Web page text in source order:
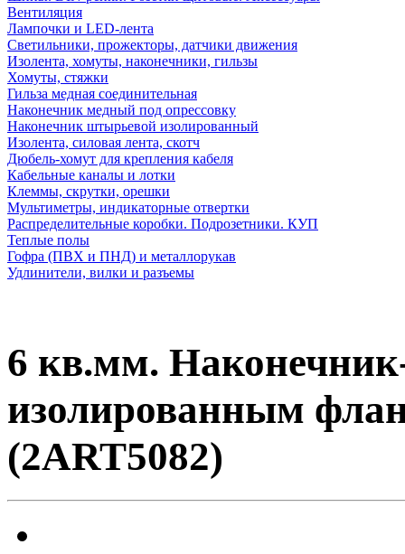
Вентиляция
Лампочки и LED-лента
Светильники, прожекторы, датчики движения
Изолента, хомуты, наконечники, гильзы
Хомуты, стяжки
Гильза медная соединительная
Наконечник медный под опрессовку
Наконечник штырьевой изолированный
Изолента, силовая лента, скотч
Дюбель-хомут для крепления кабеля
Кабельные каналы и лотки
Клеммы, скрутки, орешки
Мультиметры, индикаторные отвертки
Распределительные коробки. Подрозетники. КУП
Теплые полы
Гофра (ПВХ и ПНД) и металлорукав
Удлинители, вилки и разъемы
6 кв.мм.
изолированным
(2ART5082)